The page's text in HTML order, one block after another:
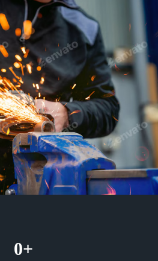
0+